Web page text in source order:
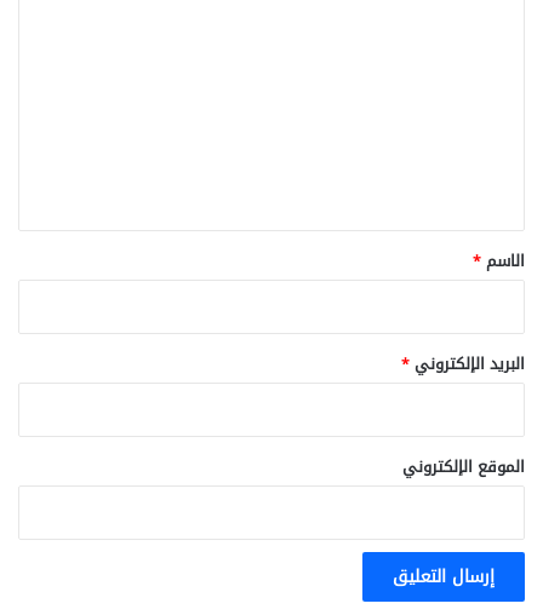
*
الاسم*
البريد الإلكتروني*
الموقع الإلكتروني